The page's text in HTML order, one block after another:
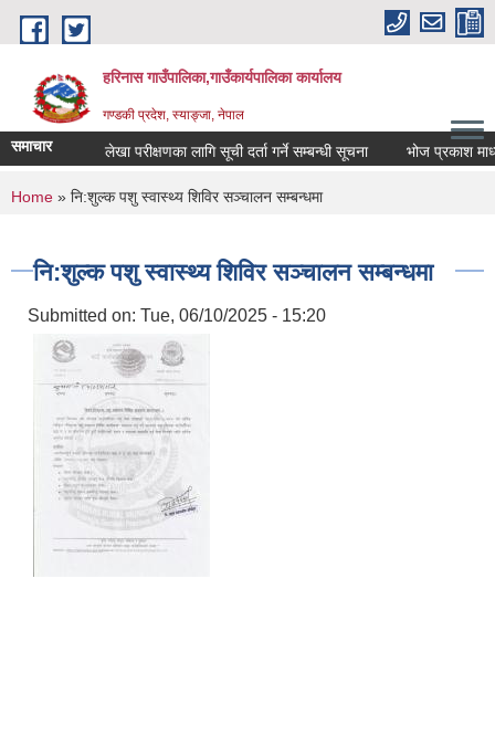
Skip to main content
हरिनास गाउँपालिका,गाउँकार्यपालिका कार्यालय
गण्डकी प्रदेश, स्याङ्जा, नेपाल
समाचार लेखा परीक्षणका लागि सूची दर्ता गर्ने सम्बन्धी सूचना भोज प्रकाश
You are here
Home » नि:शुल्क पशु स्वास्थ्य शिविर सञ्चालन सम्बन्धमा
नि:शुल्क पशु स्वास्थ्य शिविर सञ्चालन सम्बन्धमा
Submitted on: Tue, 06/10/2025 - 15:20